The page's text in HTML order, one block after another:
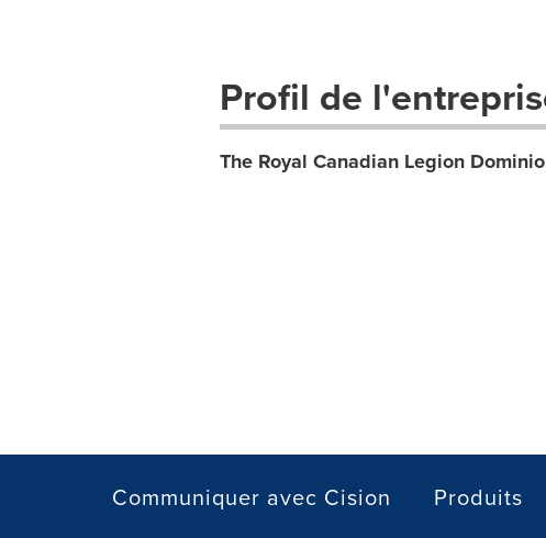
Profil de
The Royal Canadian Legion
Communiquer avec Cision Produits